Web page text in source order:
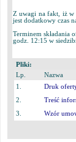
Z uwagi na fakt, iż w
jest dodatkowy czas
Terminem składania
godz. 12:15 w
Pliki:
Lp. Nazwa
1.
Druk
2.
Treść
3.
Wzór